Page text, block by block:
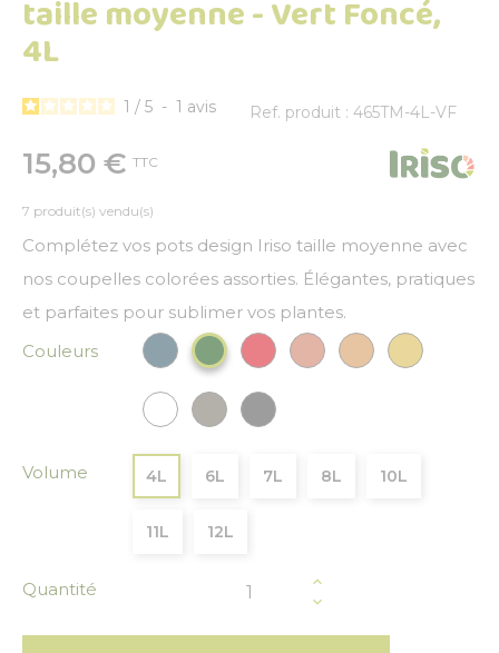
taille moyenne - Vert Foncé,
4L
1 / 5 - 1 avis Ref. produit : 465TM-4L-VF
15,80 € TTC
7 produit(s) vendu(s)
Complétez vos pots design Iriso taille moyenne avec
nos coupelles colorées assorties. Élégantes, pratiques
et parfaites pour sublimer vos plantes.
Couleurs
Bleu paonVert FoncéRougeCuivreBronzeOr
Blanc Gris Gris anthracite
Volume 4L 6L 7L 8L 10L
11L 12L
Quantité